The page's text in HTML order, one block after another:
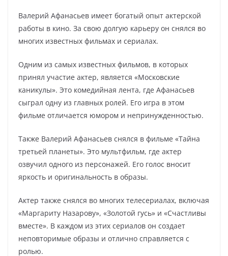
Валерий Афанасьев имеет богатый опыт актерской
работы в кино. За свою долгую карьеру он снялся во
многих известных фильмах и сериалах.
Одним из самых известных фильмов, в которых
принял участие актер, является «Московские
каникулы». Это комедийная лента, где Афанасьев
сыграл одну из главных ролей. Его игра в этом
фильме отличается юмором и непринужденностью.
Также Валерий Афанасьев снялся в фильме «Тайна
третьей планеты». Это мультфильм, где актер
озвучил одного из персонажей. Его голос вносит
яркость и оригинальность в образы.
Актер также снялся во многих телесериалах, включая
«Маргариту Назарову», «Золотой гусь» и «Счастливы
вместе». В каждом из этих сериалов он создает
неповторимые образы и отлично справляется с
ролью.